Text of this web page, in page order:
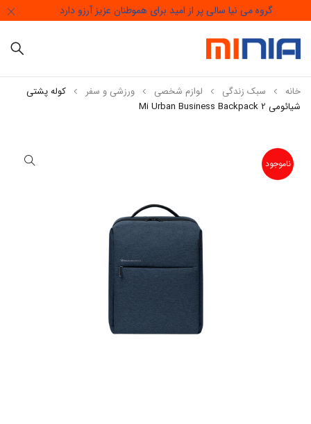
گروه می نیا سالی پر از امید برای هموطنان عزیز آرزو دارد
خانه سبک زندگی لوازم شخصی ورزشی و سفر
کوله پشتی
شیائومی Mi Urban Business Backpack 2
ناموجود